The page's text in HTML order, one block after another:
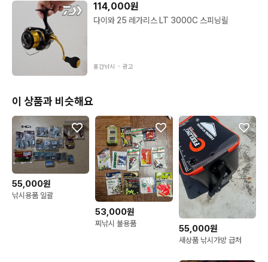
114,000원
다이와 25 레가리스 LT 3000C 스피닝릴
홍간낚시 ・ 광고
이 상품과 비슷해요
55,000원
낚시용품 일괄
53,000원
찌낚시 불용품 55,000원
새상품 낚시가방 급처